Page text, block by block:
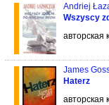
Andriej
Wszyscy
авторская
James
Haterz
авторская